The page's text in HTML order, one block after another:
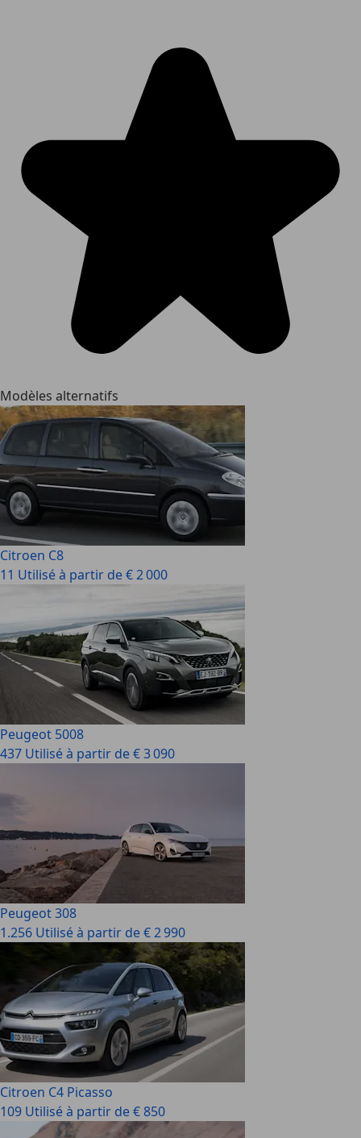
Modèles alternatifs
Citroen C8
11 Utilisé à partir de € 2 000
Peugeot 5008
437 Utilisé à partir de € 3 090
Peugeot 308
1.256 Utilisé à partir de € 2 990
Citroen C4 Picasso
109 Utilisé à partir de € 850